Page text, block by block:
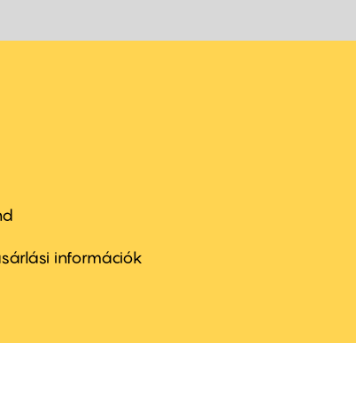
információk